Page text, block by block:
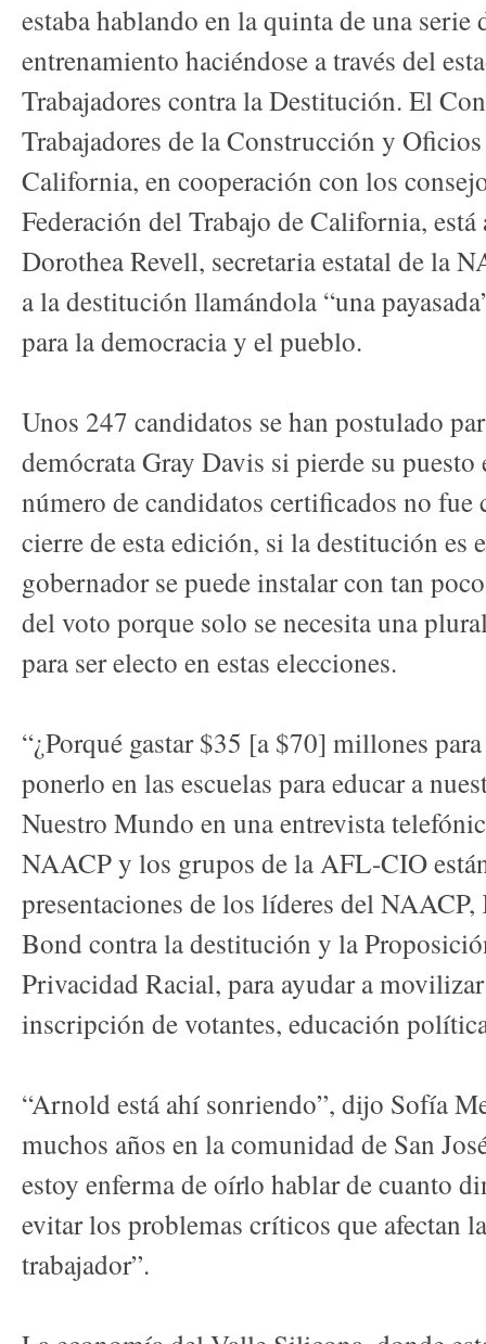
estaba hablando en la quinta de una serie
entrenamiento haciéndose a través del
Trabajadores contra la Destitución. El
Trabajadores de la Construcción y
California, en cooperación con los
Federación del Trabajo de California,
Dorothea Revell, secretaria estatal de la
a la destitución llamándola “una
para la democracia y el pueblo.
Unos 247 candidatos se han postulado
demócrata Gray Davis si pierde su
número de candidatos certificados no fue
cierre de esta edición, si la destitución es
gobernador se puede instalar con tan
del voto porque solo se necesita una
para ser electo en estas elecciones.
“¿Porqué gastar $35 [a $70] millones
ponerlo en las escuelas para educar a
Nuestro Mundo en una entrevista
NAACP y los grupos de la AFL-CIO
presentaciones de los líderes del
Bond contra la destitución y la
Privacidad Racial, para ayudar a
inscripción de votantes, educación
“Arnold está ahí sonriendo”, dijo Sofía
muchos años en la comunidad de San
estoy enferma de oírlo hablar de cuanto
evitar los problemas críticos que afectan
trabajador”.